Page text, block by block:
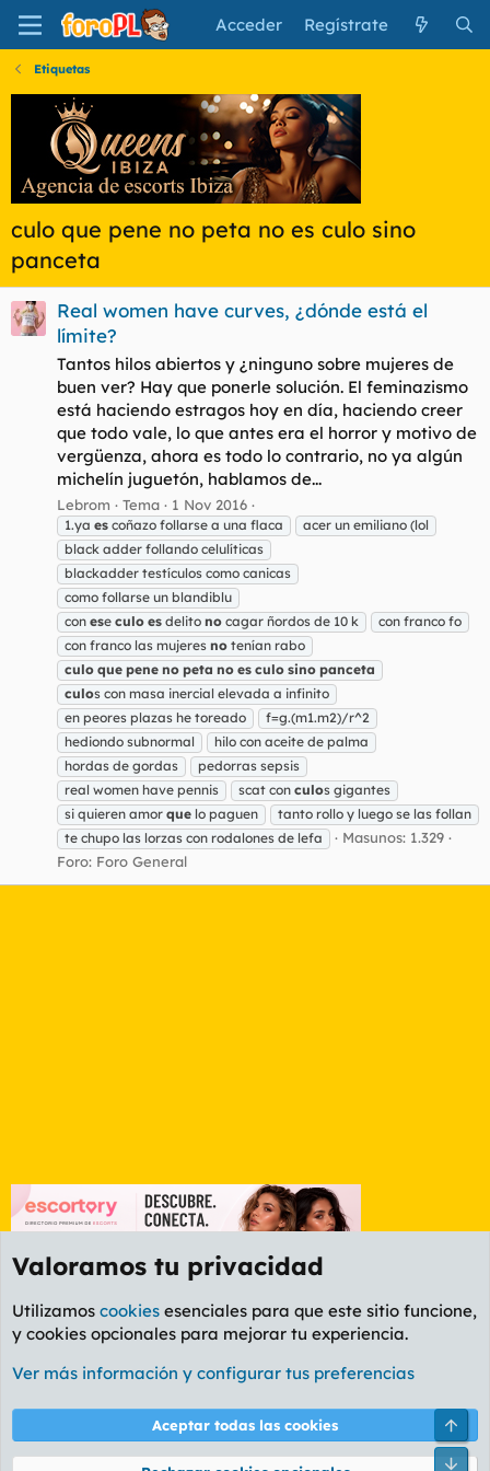
Acceder Regístrate
Etiquetas
culo que pene no peta no es culo sino
panceta
Real women have curves, ¿dónde está el
límite?
Tantos hilos abiertos y ¿ninguno sobre mujeres de
buen ver? Hay que ponerle solución. El feminazismo
está haciendo estragos hoy en día, haciendo creer
que todo vale, lo que antes era el horror y motivo de
vergüenza, ahora es todo lo contrario, no ya algún
michelín juguetón, hablamos de...
Lebrom Tema 1 Nov 2016
1.ya es coñazo follarse a una flaca
acer un emiliano (lol
black adder follando celulíticas
blackadder testículos como canicas
como follarse un blandiblu
con ese culo es delito no cagar ñordos de 10 k
con franco fo
con franco las mujeres no tenían rabo
culo que pene no peta no es culo sino panceta
culos con masa inercial elevada a infinito
en peores plazas he toreado
f=g.(m1.m2)/r^2
hediondo subnormal
hilo con aceite de palma
hordas de gordas
pedorras sepsis
real women have pennis
scat con culos gigantes
si quieren amor que lo paguen
tanto rollo y luego se las follan
te chupo las lorzas con rodalones de lefa
Masunos: 1.329
Foro: Foro General
Etiquetas
Cookies
PL OLDSTYLE AMARILLO
Términos y reglas Política de privacidad Ayuda
Valoramos tu privacidad
Utilizamos cookies esenciales para que este sitio funcione,
y cookies opcionales para mejorar tu experiencia.
Ver más información y configurar tus preferencias
Aceptar todas las cookies
Pie